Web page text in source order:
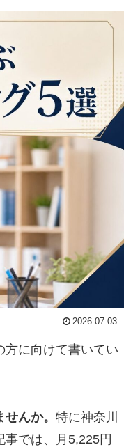
2026.07.03
方に向けて書いてい
んか。 特に神奈川
では、月5,225円